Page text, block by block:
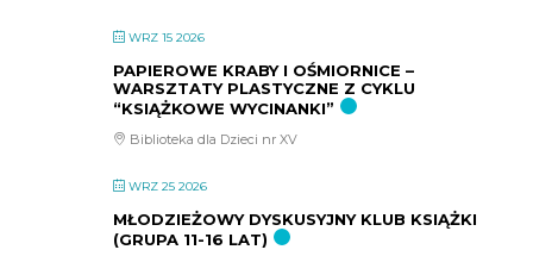
WRZ 15 2026
PAPIEROWE KRABY I OŚMIORNICE –
WARSZTATY PLASTYCZNE Z CYKLU
“KSIĄŻKOWE WYCINANKI”
Biblioteka dla Dzieci nr XV
WRZ 25 2026
MŁODZIEŻOWY DYSKUSYJNY KLUB KSIĄŻKI
(GRUPA 11-16 LAT)